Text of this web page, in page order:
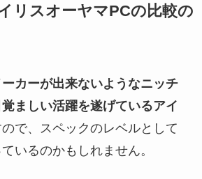
リスオーヤマPCの比較の
カーが出来ないようなニッチ
ましい活躍を遂げているアイ
で、スペックのレベルとして
いるのかもしれません。